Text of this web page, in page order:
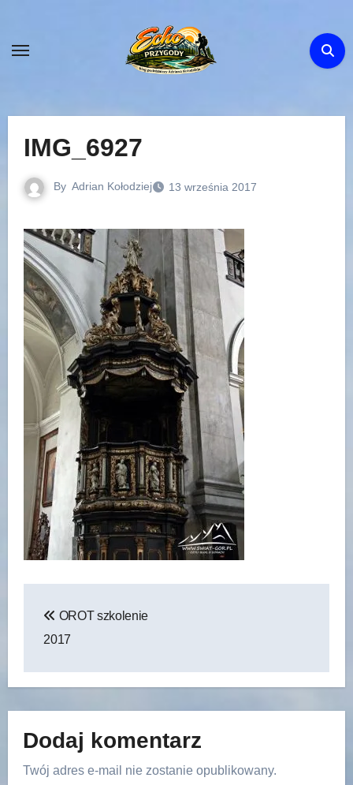
content
IMG_6927
By Adrian Kołodziej 13 września 2017
wpisu
OROT szkolenie
2017
Dodaj komentarz
Twój adres e-mail nie zostanie opublikowany.